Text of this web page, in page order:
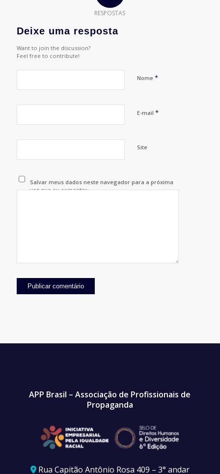
RESPOSTAS
Deixe uma resposta
Want to join the discussion?
Feel free to contribute!
Nome *
E-mail *
Site
Salvar meus dados neste navegador para a próxima
vez que eu comentar.
APP Brasil – Associação de Profissionais de
Propaganda
Rua Capitão Antônio Rosa 409 – 3° andar